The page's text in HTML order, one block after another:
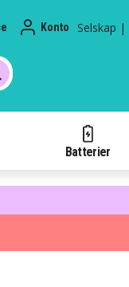
Konto Selskap |
Batterier